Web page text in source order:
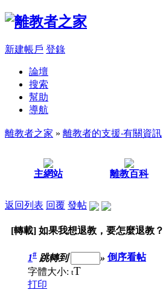
新建帳戶 登錄
論壇
搜索
幫助
導航
離教者之家 » 離教者的支援‧有關資訊
主網站 離教百科
返回列表 回覆 發帖
[轉載] 如果我想退教，要怎麼退教？
1# 跳轉到 » 倒序看帖
字體大小: tT
打印